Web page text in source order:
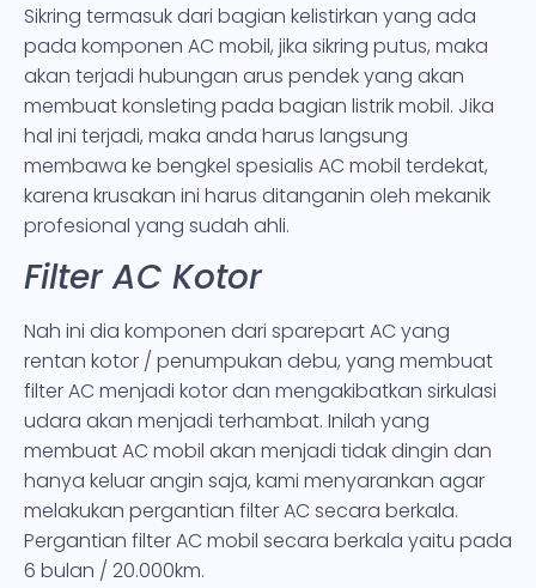
Sikring termasuk dari bagian kelistirkan yang ada
pada komponen AC mobil, jika sikring putus, maka
akan terjadi hubungan arus pendek yang akan
membuat konsleting pada bagian listrik mobil. Jika
hal ini terjadi, maka anda harus langsung
membawa ke bengkel spesialis AC mobil terdekat,
karena krusakan ini harus ditanganin oleh mekanik
profesional yang sudah ahli.
Filter AC Kotor
Nah ini dia komponen dari sparepart AC yang
rentan kotor / penumpukan debu, yang membuat
filter AC menjadi kotor dan mengakibatkan sirkulasi
udara akan menjadi terhambat. Inilah yang
membuat AC mobil akan menjadi tidak dingin dan
hanya keluar angin saja, kami menyarankan agar
melakukan pergantian filter AC secara berkala.
Pergantian filter AC mobil secara berkala yaitu pada
6 bulan / 20.000km.